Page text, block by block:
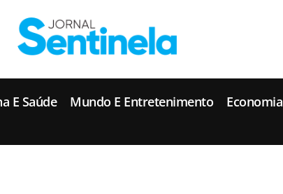
E Saúde Mundo E Entretenimento Economia